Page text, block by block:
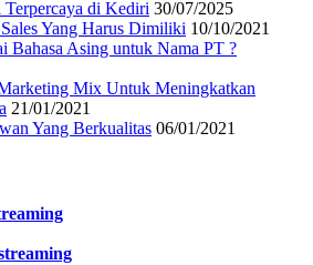
di Kediri 30/07/2025
Yang Harus Dimiliki 10/10/2021
Bahasa Asing untuk Nama PT ?
Mix Untuk Meningkatkan
21/01/2021
Yang Berkualitas 06/01/2021